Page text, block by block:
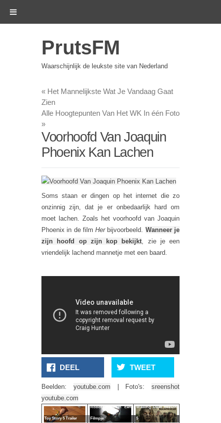
PrutsFM
Waarschijnlijk de leukste site van Nederland
« Het Mannelijkste Wat Je Vandaag Gaat
Zien
Alle Hoogtepunten Van Het WK In één Foto
»
Voorhoofd Van Joaquin
Phoenix Kan Lachen
Soms staan er dingen op het internet die zo
onzinnig zijn, dat je er onbedaarlijk hard om
moet lachen. Zoals het voorhoofd van Joaquin
Phoenix in de filmHerbijvoorbeeld. Wanneer je
zijn hoofd op zijn kop bekijkt, zie je een
vriendelijk lachend mannetje met een baard.
DEEL TWEET
Beelden: youtube.com | Foto's: sreenshot
youtube.com
Toy Story 5 Trailer
Robot Actie In Eén
Filmpje
Walking Dead Season
5